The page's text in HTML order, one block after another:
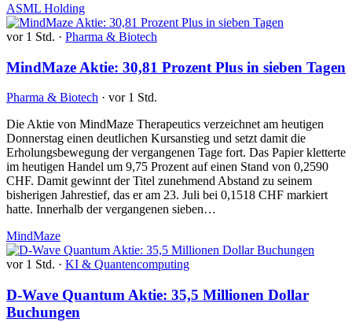
ASML Holding
vor 1 Std. · Pharma & Biotech
MindMaze Aktie: 30,81 Prozent Plus in sieben Tagen
Pharma & Biotech · vor 1 Std.
Die Aktie von MindMaze Therapeutics verzeichnet am heutigen
Donnerstag einen deutlichen Kursanstieg und setzt damit die
Erholungsbewegung der vergangenen Tage fort. Das Papier kletterte
im heutigen Handel um 9,75 Prozent auf einen Stand von 0,2590
CHF. Damit gewinnt der Titel zunehmend Abstand zu seinem
bisherigen Jahrestief, das er am 23. Juli bei 0,1518 CHF markiert
hatte. Innerhalb der vergangenen sieben…
MindMaze
vor 1 Std. · KI & Quantencomputing
D-Wave Quantum Aktie: 35,5 Millionen Dollar
Buchungen